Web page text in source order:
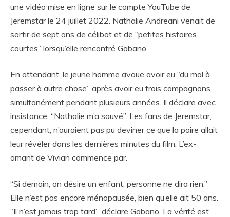
une vidéo mise en ligne sur le compte YouTube de
Jeremstar le 24 juillet 2022. Nathalie Andreani venait de
sortir de sept ans de célibat et de “petites histoires
courtes” lorsqu’elle rencontré Gabano.
En attendant, le jeune homme avoue avoir eu “du mal à
passer à autre chose” après avoir eu trois compagnons
simultanément pendant plusieurs années. Il déclare avec
insistance: “Nathalie m’a sauvé”. Les fans de Jeremstar,
cependant, n’auraient pas pu deviner ce que la paire allait
leur révéler dans les dernières minutes du film. L’ex-
amant de Vivian commence par.
“Si demain, on désire un enfant, personne ne dira rien.”
Elle n’est pas encore ménopausée, bien qu’elle ait 50 ans.
“Il n’est jamais trop tard”, déclare Gabano. La vérité est